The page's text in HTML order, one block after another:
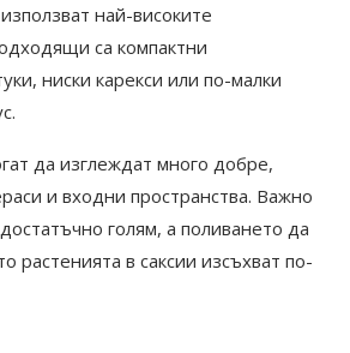
най-високите
са компактни
ниски карекси или по-малки
да изглеждат много добре,
и входни пространства. Важно
голям, а поливането да
растенията в саксии изсъхват по-